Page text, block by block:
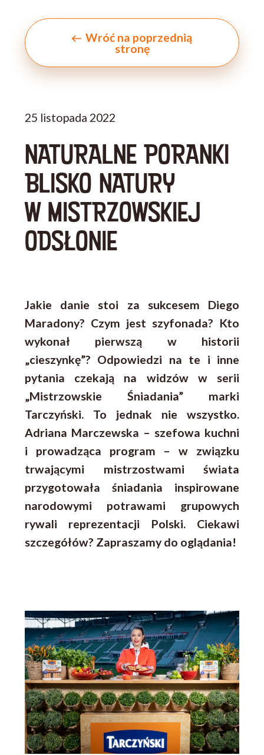
Wróć na poprzednią
stronę
25 listopada 2022
NATURALNE PORANKI
BLISKO NATURY
W MISTRZOWSKIEJ
ODSŁONIE
Jakie danie stoi za sukcesem Diego
Maradony? Czym jest szyfonada? Kto
wykonał pierwszą w historii
„cieszynkę”? Odpowiedzi na te i inne
pytania czekają na widzów w serii
„Mistrzowskie Śniadania” marki
Tarczyński. To jednak nie wszystko.
Adriana Marczewska – szefowa kuchni
i prowadząca program – w związku
trwającymi mistrzostwami świata
przygotowała śniadania inspirowane
narodowymi potrawami grupowych
rywali reprezentacji Polski. Ciekawi
szczegółów? Zapraszamy do oglądania!